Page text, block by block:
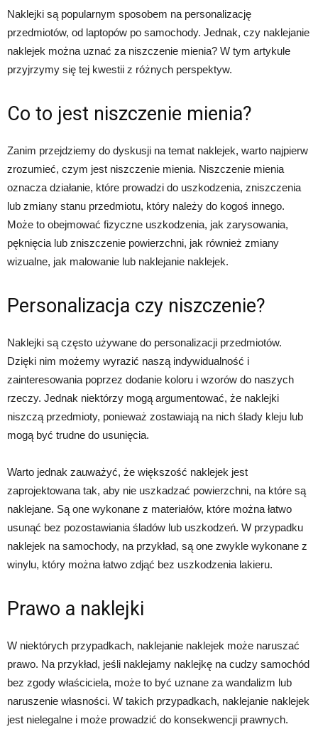
Naklejki są popularnym sposobem na personalizację
przedmiotów, od laptopów po samochody. Jednak, czy naklejanie
naklejek można uznać za niszczenie mienia? W tym artykule
przyjrzymy się tej kwestii z różnych perspektyw.
Co to jest niszczenie mienia?
Zanim przejdziemy do dyskusji na temat naklejek, warto najpierw
zrozumieć, czym jest niszczenie mienia. Niszczenie mienia
oznacza działanie, które prowadzi do uszkodzenia, zniszczenia
lub zmiany stanu przedmiotu, który należy do kogoś innego.
Może to obejmować fizyczne uszkodzenia, jak zarysowania,
pęknięcia lub zniszczenie powierzchni, jak również zmiany
wizualne, jak malowanie lub naklejanie naklejek.
Personalizacja czy niszczenie?
Naklejki są często używane do personalizacji przedmiotów.
Dzięki nim możemy wyrazić naszą indywidualność i
zainteresowania poprzez dodanie koloru i wzorów do naszych
rzeczy. Jednak niektórzy mogą argumentować, że naklejki
niszczą przedmioty, ponieważ zostawiają na nich ślady kleju lub
mogą być trudne do usunięcia.
Warto jednak zauważyć, że większość naklejek jest
zaprojektowana tak, aby nie uszkadzać powierzchni, na które są
naklejane. Są one wykonane z materiałów, które można łatwo
usunąć bez pozostawiania śladów lub uszkodzeń. W przypadku
naklejek na samochody, na przykład, są one zwykle wykonane z
winylu, który można łatwo zdjąć bez uszkodzenia lakieru.
Prawo a naklejki
W niektórych przypadkach, naklejanie naklejek może naruszać
prawo. Na przykład, jeśli naklejamy naklejkę na cudzy samochód
bez zgody właściciela, może to być uznane za wandalizm lub
naruszenie własności. W takich przypadkach, naklejanie naklejek
jest nielegalne i może prowadzić do konsekwencji prawnych.